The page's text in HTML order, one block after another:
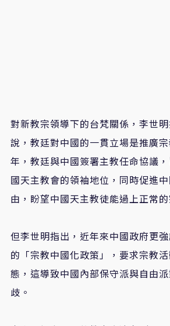
對新教宗領導下的台梵關係，李世
說，教廷對中國的一貫立場是推廣
年，教廷與中國簽署主教任命協議
國天主教會的領袖地位，同時促進
由，盼望中國天主教徒能過上正常的
但李世明指出，近年來中國政府更
的「宗教中國化政策」，要求宗教
態，這導致中國內部保守派與自由
歧。